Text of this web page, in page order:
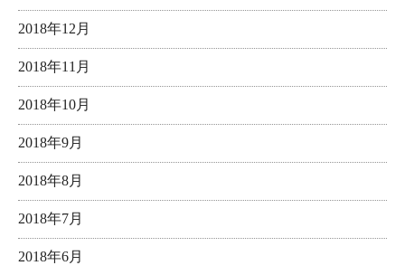
2018年12月
2018年11月
2018年10月
2018年9月
2018年8月
2018年7月
2018年6月